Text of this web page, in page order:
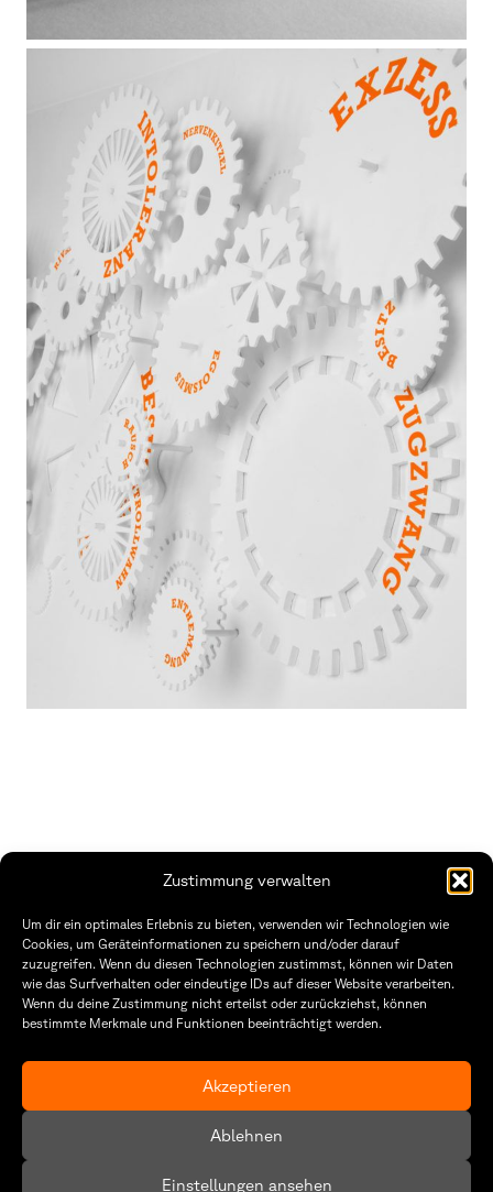
Zustimmung verwalten
Um dir ein optimales Erlebnis zu bieten, verwenden wir Technologien wie
Cookies, um Geräteinformationen zu speichern und/oder darauf
zuzugreifen. Wenn du diesen Technologien zustimmst, können wir Daten
wie das Surfverhalten oder eindeutige IDs auf dieser Website verarbeiten.
Wenn du deine Zustimmung nicht erteilst oder zurückziehst, können
bestimmte Merkmale und Funktionen beeinträchtigt werden.
Akzeptieren
Ablehnen
Einstellungen ansehen
Technische Hochschule
Würzburg-Schweinfurt
Sanderheinrichsleitenweg 20
97074 Würzburg
Öffnungszeiten Dekanat
Montag – Freitag
8:30 – 12:00
Dienstag & Donnerstag
8:30 – 15:30